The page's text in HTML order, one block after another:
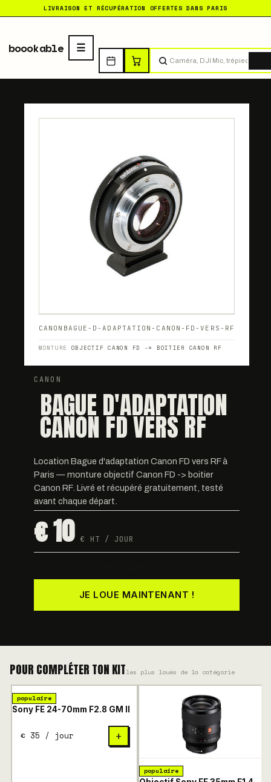
LIVRAISON ET RÉCUPÉRATION OFFERTES DANS PARIS
boookable
CANON BAGUE-D-ADAPTATION-CANON-FD-VERS-RF
MONTURE OBJECTIF CANON FD -> BOITIER CANON RF
CANON
BAGUE D'ADAPTATION
CANON FD VERS RF
Location Bague d'adaptation Canon FD vers RF à
Paris — monture objectif Canon FD -> boitier
Canon RF. Livré et récupéré gratuitement, testé
avant chaque départ.
€ 10 € HT / JOUR
JE LOUE MAINTENANT !
POUR COMPLÉTER TON KITles plus loués de la catégorie
populaire
Sony FE 24-70mm F2.8 GM II
€ 35 / jour +
populaire